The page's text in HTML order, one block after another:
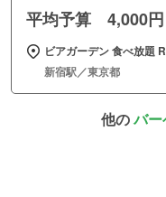
平均予算 4,000円
ビアガーデン 食べ放題
新宿駅／東京都
他のバ